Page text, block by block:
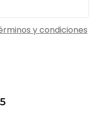
y condiciones